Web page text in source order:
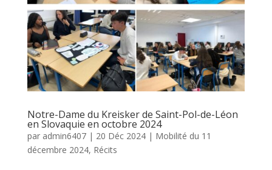
Notre-Dame du Kreisker de Saint-Pol-de-Léon
en Slovaquie en octobre 2024
par admin6407| 20 Déc 2024| Mobilité du 11
décembre 2024, Récits